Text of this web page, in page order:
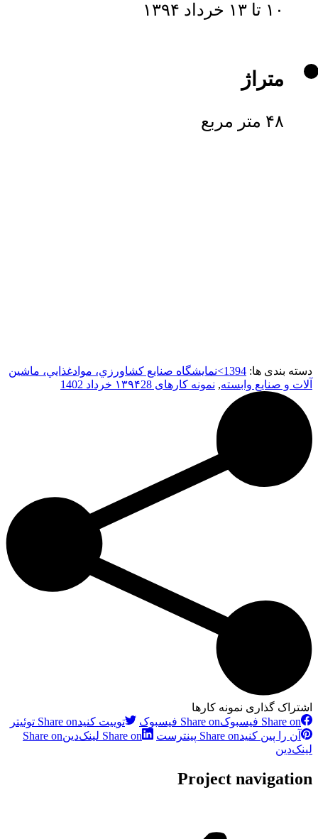
۱۰ تا ۱۳ خرداد ۱۳۹۴
متراژ
۴۸ متر مربع
دسته بندی ها:
1394>نمایشگاه صنايع كشاورزي، موادغذایي، ماشین
آلات و صنايع وابسته, نمونه کارهای ۱۳۹۴ 28 خرداد 1402
اشتراک گذاری نمونه کارها
Share on فیسبوک
Share on فیسبوک توییت کنیدShare on توئیتر
آن را پین کنیدShare on پینترست Share on لینک‌دین
Share on
لینک‌دین
Project navigation